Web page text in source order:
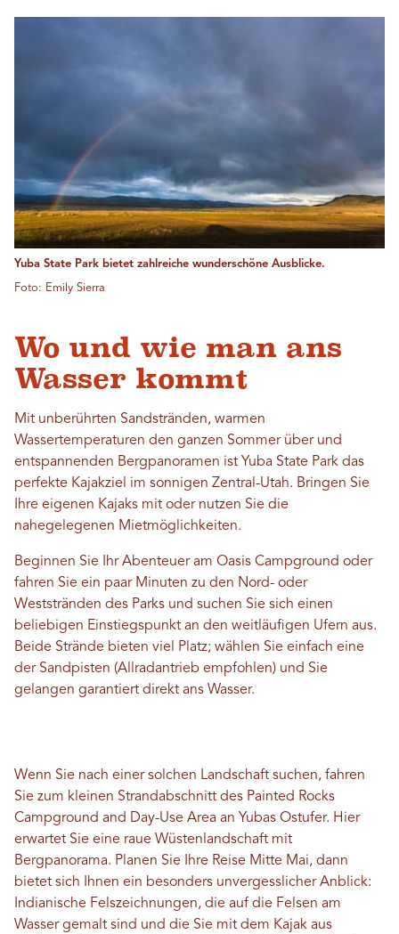
Yuba State Park bietet zahlreiche wunderschöne Ausblicke.
Foto: Emily Sierra
Wo und wie man ans
Wasser kommt
Mit unberührten Sandstränden, warmen
Wassertemperaturen den ganzen Sommer über und
entspannenden Bergpanoramen ist Yuba State Park das
perfekte Kajakziel im sonnigen Zentral-Utah. Bringen Sie
Ihre eigenen Kajaks mit oder nutzen Sie die
nahegelegenen Mietmöglichkeiten.
Beginnen Sie Ihr Abenteuer am Oasis Campground oder
fahren Sie ein paar Minuten zu den Nord- oder
Weststränden des Parks und suchen Sie sich einen
beliebigen Einstiegspunkt an den weitläufigen Ufern aus.
Beide Strände bieten viel Platz; wählen Sie einfach eine
der Sandpisten (Allradantrieb empfohlen) und Sie
gelangen garantiert direkt ans Wasser.
Wenn Sie nach einer solchen Landschaft suchen, fahren
Sie zum kleinen Strandabschnitt des Painted Rocks
Campground and Day-Use Area an Yubas Ostufer. Hier
erwartet Sie eine raue Wüstenlandschaft mit
Bergpanorama. Planen Sie Ihre Reise Mitte Mai, dann
bietet sich Ihnen ein besonders unvergesslicher Anblick:
Indianische Felszeichnungen, die auf die Felsen am
Wasser gemalt sind und die Sie mit dem Kajak aus